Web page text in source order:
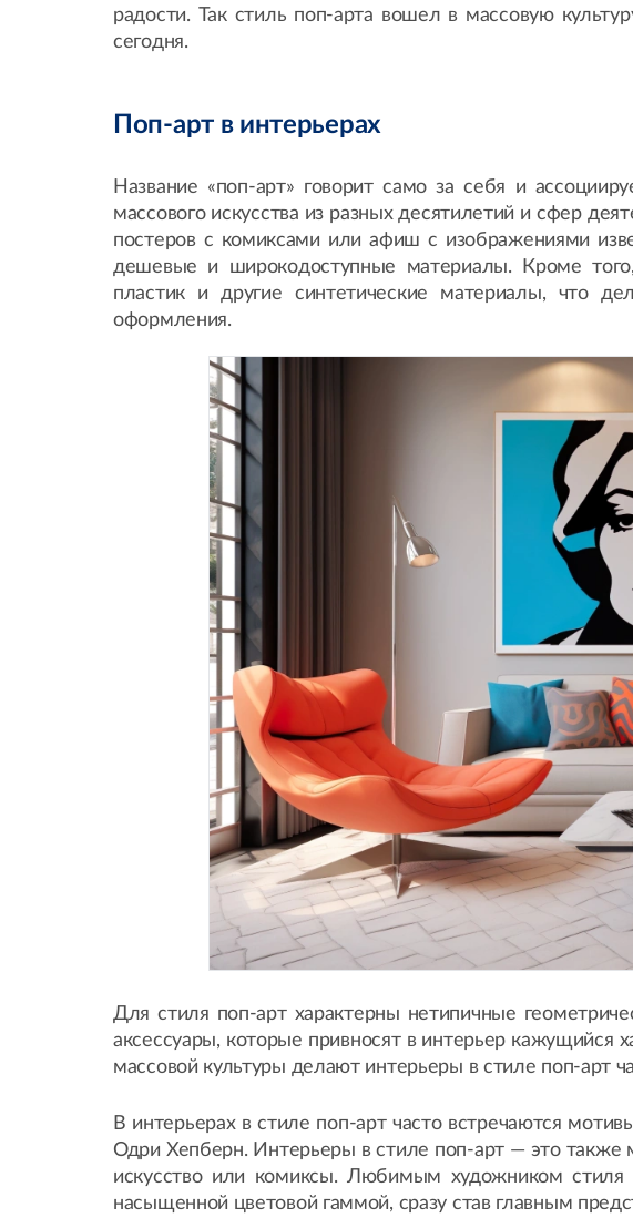
радости. Так стиль поп-арта вошел в массовую
сегодня.
Поп-арт в интерьерах
Название «поп-арт» говорит само за себя и
массового искусства из разных десятилетий и сфер
постеров с комиксами или афиш с изображениями
дешевые и широкодоступные материалы. Кроме того,
пластик и другие синтетические материалы, что
оформления.
Для стиля поп-арт характерны нетипичные
аксессуары, которые привносят в интерьер кажущийся
массовой культуры делают интерьеры в стиле поп-арт
В интерьерах в стиле поп-арт часто встречаются
Одри Хепберн. Интерьеры в стиле поп-арт — это
искусство или комиксы. Любимым художником стиля
насыщенной цветовой гаммой, сразу став главным